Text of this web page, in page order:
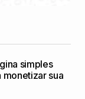
simples
monetizar sua